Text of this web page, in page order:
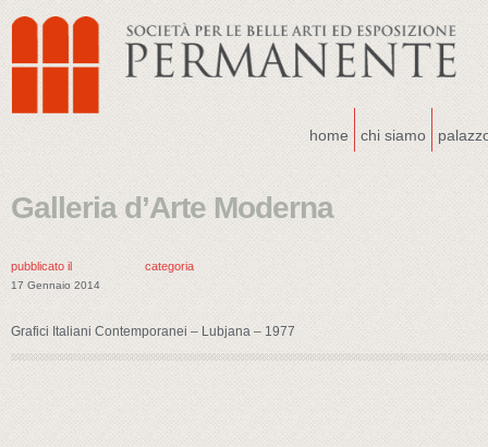
home chi siamo
Galleria d’Arte Moderna
pubblicato il
17 Gennaio 2014
categoria
Grafici Italiani Contemporanei – Lubjana – 1977